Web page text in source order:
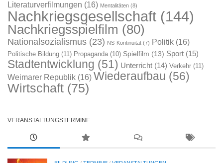
Literaturverfilmungen (16) Mentalitäten (8)
Nachkriegsgesellschaft (144)
Nachkriegsspielfilm (80)
Nationalsozialismus (23) NS-Kontinuität (7) Politik (16)
Politische Bildung (11) Propaganda (10) Spielfilm (13) Sport (15)
Stadtentwicklung (51) Unterricht (14) Verkehr (11)
Weimarer Republik (16) Wiederaufbau (56)
Wirtschaft (75)
VERANSTALTUNGSTERMINE